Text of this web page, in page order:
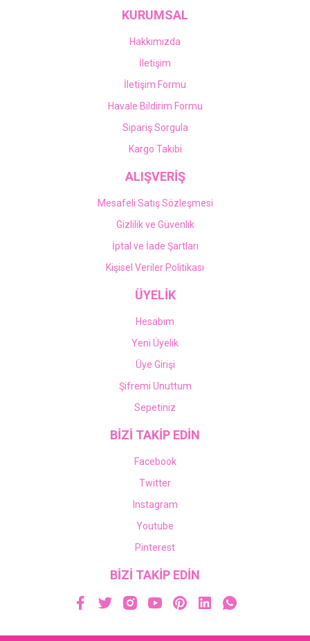
KURUMSAL
Hakkımızda
İletişim
İletişim Formu
Havale Bildirim Formu
Sipariş Sorgula
Kargo Takibi
ALIŞVERİŞ
Mesafeli Satış Sözleşmesi
Gizlilik ve Güvenlik
İptal ve İade Şartları
Kişisel Veriler Politikası
ÜYELİK
Hesabım
Yeni Üyelik
Üye Girişi
Şifremi Unuttum
Sepetiniz
BİZİ TAKİP EDİN
Facebook
Twitter
Instagram
Youtube
Pinterest
BİZİ TAKİP EDİN